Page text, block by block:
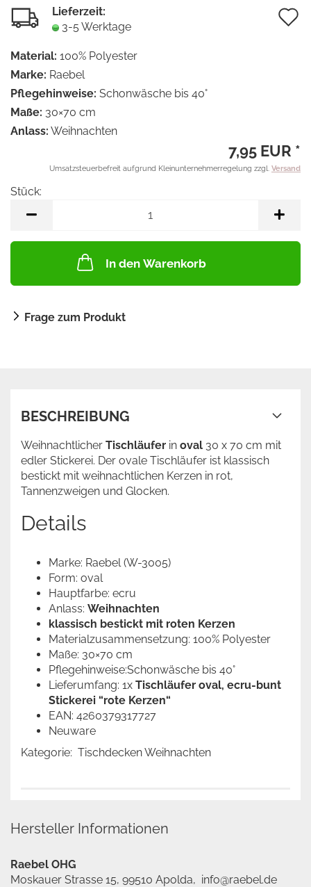
Lieferzeit:
3-5 Werktage
Material: 100% Polyester
Marke: Raebel
Pflegehinweise: Schonwäsche bis 40°
Maße: 30×70 cm
Anlass: Weihnachten
7,95 EUR *
Umsatzsteuerbefreit aufgrund Kleinunternehmerregelung zzgl. Versand
Stück:
In den Warenkorb
Frage zum Produkt
BESCHREIBUNG
Weihnachtlicher Tischläufer in oval 30 x 70 cm mit
edler Stickerei. Der ovale Tischläufer ist klassisch
bestickt mit weihnachtlichen Kerzen in rot,
Tannenzweigen und Glocken.
Details
Marke: Raebel (W-3005)
Form: oval
Hauptfarbe: ecru
Anlass: Weihnachten
klassisch bestickt mit roten Kerzen
Materialzusammensetzung: 100% Polyester
Maße: 30×70 cm
Pflegehinweise:Schonwäsche bis 40°
Lieferumfang: 1x Tischläufer oval, ecru-bunt
Stickerei “rote Kerzen“
EAN: 4260379317727
Neuware
Kategorie: Tischdecken Weihnachten
Hersteller Informationen
Raebel OHG
Moskauer Strasse 15, 99510 Apolda, info@raebel.de